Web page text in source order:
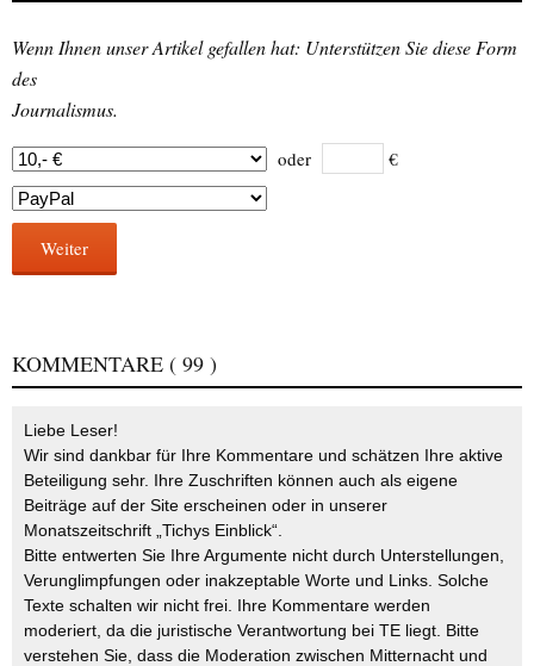
Wenn Ihnen unser Artikel gefallen hat: Unterstützen Sie diese Form
des
Journalismus.
oder €
Weiter
KOMMENTARE ( 99 )
Liebe Leser!
Wir sind dankbar für Ihre Kommentare und schätzen Ihre aktive
Beteiligung sehr. Ihre Zuschriften können auch als eigene
Beiträge auf der Site erscheinen oder in unserer
Monatszeitschrift „Tichys Einblick“.
Bitte entwerten Sie Ihre Argumente nicht durch Unterstellungen,
Verunglimpfungen oder inakzeptable Worte und Links. Solche
Texte schalten wir nicht frei. Ihre Kommentare werden
moderiert, da die juristische Verantwortung bei TE liegt. Bitte
verstehen Sie, dass die Moderation zwischen Mitternacht und